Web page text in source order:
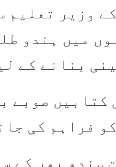
وزیر تعلیم
میں ہندو
بنانے کے
کتابیں صوبے
فراہم کی